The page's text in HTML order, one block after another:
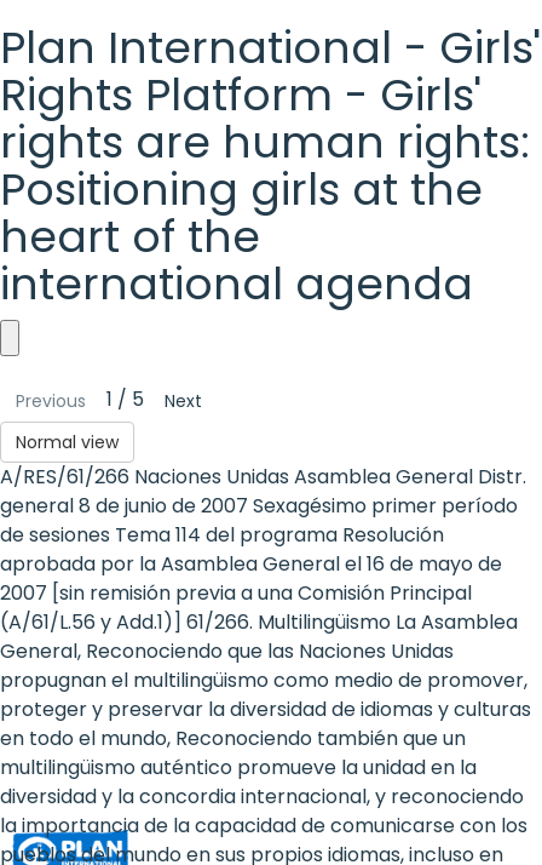
Plan International - Girls'
Rights Platform - Girls'
rights are human rights:
Positioning girls at the
heart of the
international agenda
Plan
International
-
Girls'
Rights
Platform
-
Girls'
rights
are
human
Previous 1 / 5
Next
Normal view
A/RES/61/266 Naciones Unidas Asamblea General Distr.
general 8 de junio de 2007 Sexagésimo primer período
de sesiones Tema 114 del programa Resolución
aprobada por la Asamblea General el 16 de mayo de
2007 [sin remisión previa a una Comisión Principal
(A/61/L.56 y Add.1)] 61/266. Multilingüismo La Asamblea
General, Reconociendo que las Naciones Unidas
propugnan el multilingüismo como medio de promover,
proteger y preservar la diversidad de idiomas y culturas
en todo el mundo, Reconociendo también que un
multilingüismo auténtico promueve la unidad en la
diversidad y la concordia internacional, y reconociendo
la importancia de la capacidad de comunicarse con los
pueblos del mundo en sus propios idiomas, incluso en